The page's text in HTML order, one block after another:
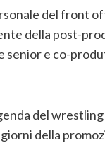
del front
della post-
senior e co-
del
della